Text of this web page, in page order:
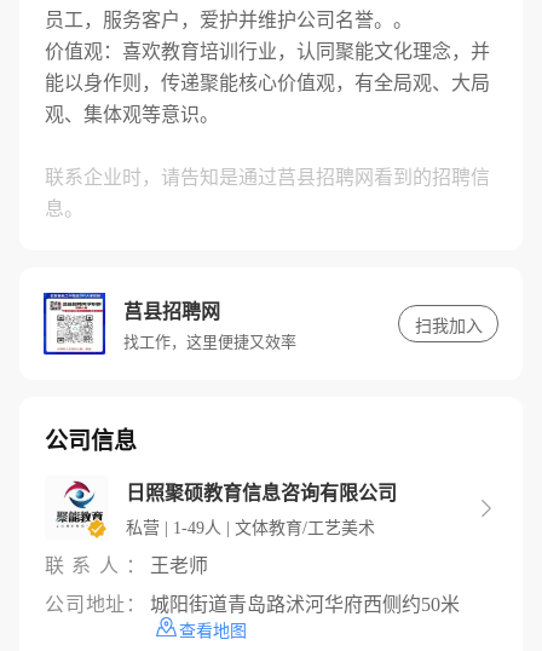
员工，服务客户，爱护并维护公司名誉。。
价值观：喜欢教育培训行业，认同聚能文化理念，并
能以身作则，传递聚能核心价值观，有全局观、大局
观、集体观等意识。
联系企业时，请告知是通过莒县招聘网看到的招聘信
息。
莒县招聘网
找工作，这里便捷又效率
扫我加入
公司信息
日照聚硕教育信息咨询有限公司
私营 | 1-49人 | 文体教育/工艺美术

联系人：
王老师
公司地址：
城阳街道青岛路沭河华府西侧约50米
查看地图